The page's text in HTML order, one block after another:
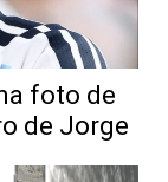
foto de
de Jorge